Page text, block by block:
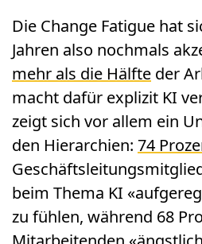
Die Change Fatigue hat
Jahren also nochmals
mehr als die Hälfte der
macht dafür explizit KI
zeigt sich vor allem ein
den Hierarchien: 74
beim Thema KI
zu fühlen, während 68